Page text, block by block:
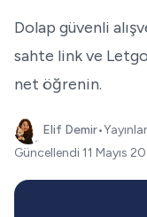
Dolap güvenli
sahte link ve Letgo
net öğrenin.
Elif Demir•
Güncellendi11 Mayıs